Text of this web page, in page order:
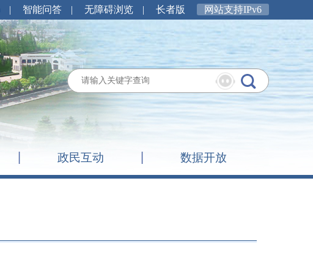
| 智能问答 | 无障碍浏览 | 长者版 网站支持IPv6
政民互动 数据开放